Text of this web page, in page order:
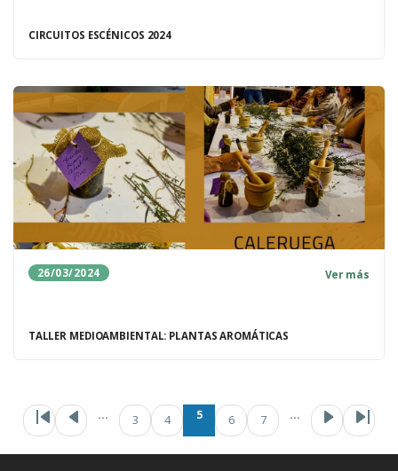
CIRCUITOS ESCÉNICOS 2024
26/03/2024 Ver más
TALLER MEDIOAMBIENTAL: PLANTAS AROMÁTICAS
Paginación
Primera página
Página anterior
… Page
3 Page
4 5 6 7 …